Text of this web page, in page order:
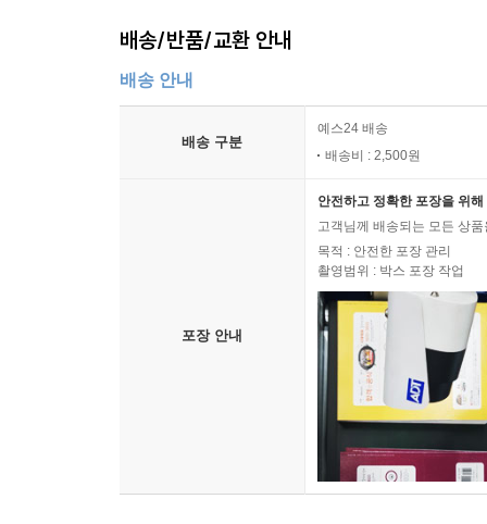
배송/반품/교환 안내
배송 안내
배송 구분
예스24 배송
배송비 : 2,500원
포장 안내
안전하고 정확한 포장을 위
고객님께 배송되는 모든 상
목적 : 안전한 포장 관리
촬영범위 : 박스 포장 작업